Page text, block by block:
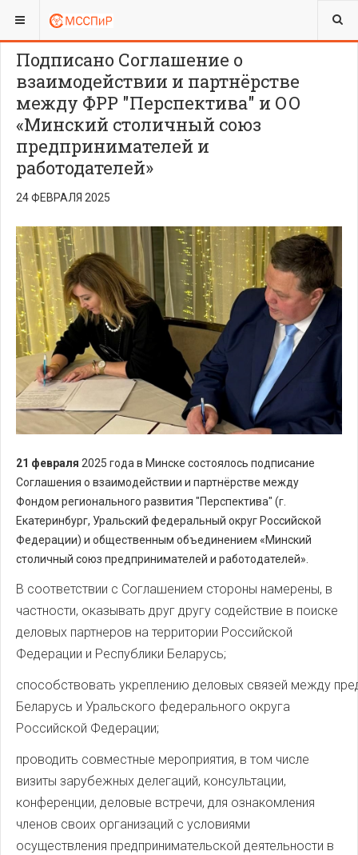
ВЫ ЗДЕСЬ:
Подписано Соглашение о
взаимодействии и партнёрстве
между ФРР "Перспектива" и ОО
«Минский столичный союз
предпринимателей и
работодателей»
24 ФЕВРАЛЯ 2025
21 февраля 2025 года в Минске состоялось подписание
Соглашения о взаимодействии и партнёрстве между
Фондом регионального развития "Перспектива" (г.
Екатеринбург, Уральский федеральный округ Российской
Федерации) и общественным объединением «Минский
столичный союз предпринимателей и работодателей».
В соответствии с Соглашением стороны намерены, в
частности, оказывать друг другу содействие в поиске
деловых партнеров на территории Российской
Федерации и Республики Беларусь;
способствовать укреплению деловых связей между
Беларусь и Уральского федерального округа
Российской Федерации;
проводить совместные мероприятия, в том числе
визиты зарубежных делегаций, консультации,
конференции, деловые встречи, для ознакомления
членов своих организаций с условиями
осуществления предпринимательской деятельности в